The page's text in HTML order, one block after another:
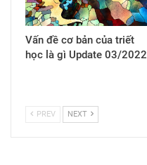
Vấn đề cơ bản của triết
học là gì Update 03/2022
PREV NEXT